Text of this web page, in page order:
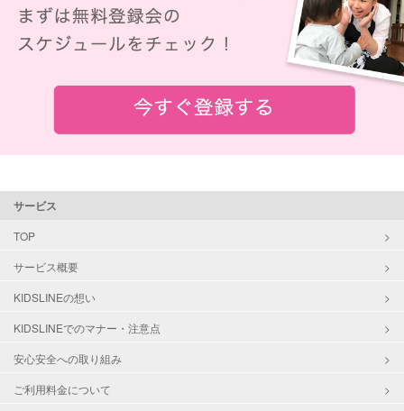
サービス
TOP
サービス概要
KIDSLINEの想い
KIDSLINEでのマナー・注意点
安心安全への取り組み
ご利用料金について